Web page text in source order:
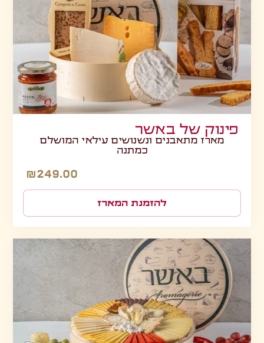
פינוק של באשר
מארז מתאבנים ונשנושים עילאי המושלם
כמתנה
₪249.00
להזמנת המארז